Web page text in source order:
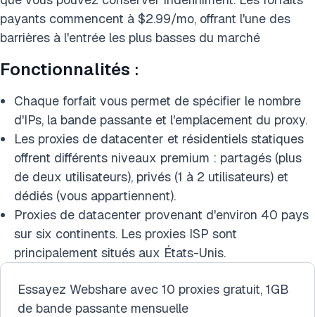
payants commencent à $2.99/mo, offrant l'une des
barrières à l'entrée les plus basses du marché
Fonctionnalités :
Chaque forfait vous permet de spécifier le nombre
d'IPs, la bande passante et l'emplacement du proxy.
Les proxies de datacenter et résidentiels statiques
offrent différents niveaux premium : partagés (plus
de deux utilisateurs), privés (1 à 2 utilisateurs) et
dédiés (vous appartiennent).
Proxies de datacenter provenant d'environ 40 pays
sur six continents. Les proxies ISP sont
principalement situés aux États-Unis.
Essayez Webshare avec 10 proxies gratuit, 1GB
de bande passante mensuelle